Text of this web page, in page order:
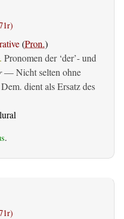
(Pron.)
Pronomen der ‘der’- und
— Nicht selten ohne
dient als Ersatz des
.